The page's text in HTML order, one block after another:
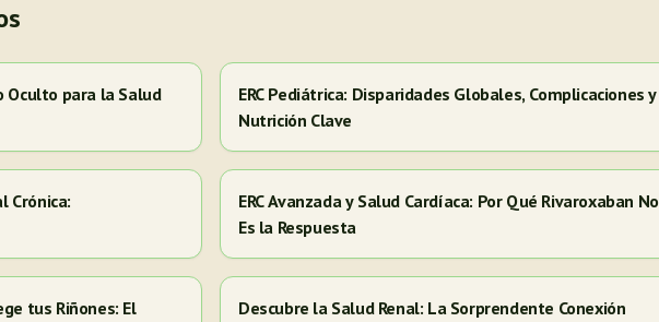
Oculto para la Salud
ERC Pediátrica: Disparidades Globales, Complicaciones y
Nutrición Clave
Crónica:
ERC Avanzada y Salud Cardíaca: Por Qué Rivaroxaban No
Es la Respuesta
tus Riñones: El
Descubre la Salud Renal: La Sorprendente Conexión